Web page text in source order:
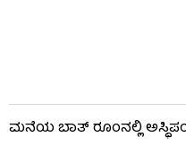
ಮನೆಯ ಬಾತ್ ರೂಂನಲ್ಲಿ